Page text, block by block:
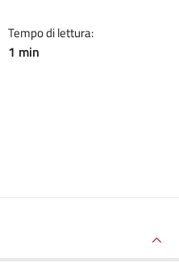
Tempo di lettura:
1 min